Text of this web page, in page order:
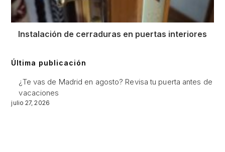
Instalación de cerraduras en puertas interiores
Última publicación
¿Te vas de Madrid en agosto? Revisa tu puerta antes de
vacaciones
julio 27, 2026